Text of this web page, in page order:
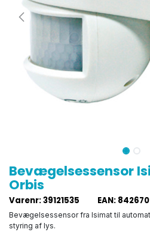
Bevægelsessensor
Orbis
Varenr:39121535 EAN:
Bevægelsessensor fra Isimat til
styring af lys.